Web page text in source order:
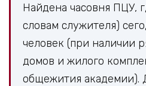
Найдена часовня ПЦУ,
словам служителя)
человек (при наличии
домов и жилого
общежития академии).